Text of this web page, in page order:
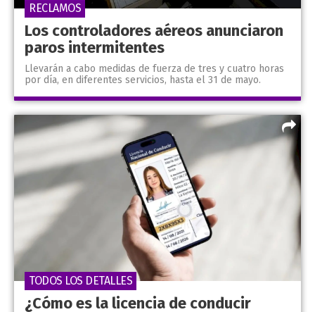
Los controladores aéreos anunciaron
paros intermitentes
Llevarán a cabo medidas de fuerza de tres y cuatro horas
por día, en diferentes servicios, hasta el 31 de mayo.
RECLAMOS
¿Cómo es la licencia de conducir
TODOS LOS DETALLES